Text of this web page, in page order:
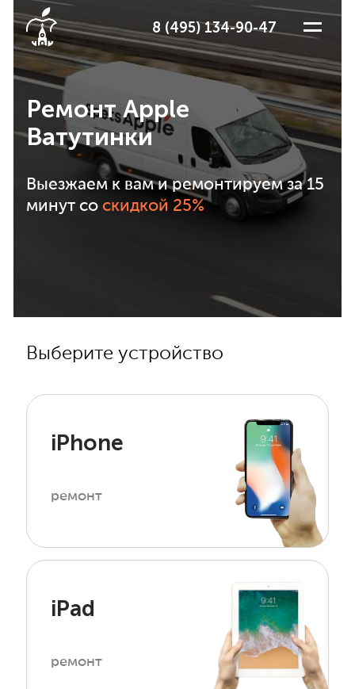
8 (495) 134-90-47
Ремонт Apple
Ватутинки
Выезжаем к вам и ремонтируем за 15
минут со скидкой 25%
Выберите устройство
iPhone
ремонт
iPad
ремонт